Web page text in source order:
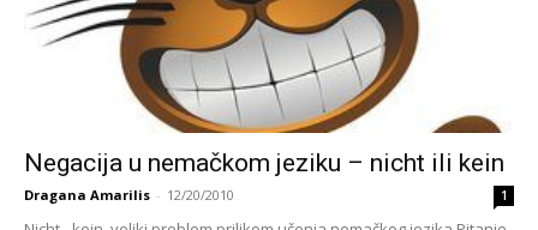
Negacija u nemačkom jeziku – nicht ili kein
Dragana Amarilis - 12/20/2010 1